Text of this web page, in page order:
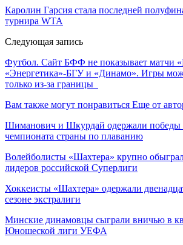
Каролин Гарсия стала последней
турнира WTA
Следующая запись
Футбол. Сайт БФФ не показывает матчи
«Энергетика»-БГУ и «Динамо». Игры
только из-за границы
Вам также могут понравиться Еще от
Шиманович и Шкурдай одержали победы
чемпионата страны по плаванию
Волейболисты «Шахтера» крупно
лидеров российской Суперлиги
Хоккеисты «Шахтера» одержали
сезоне экстралиги
Минские динамовцы сыграли вничью в
Юношеской лиги УЕФА